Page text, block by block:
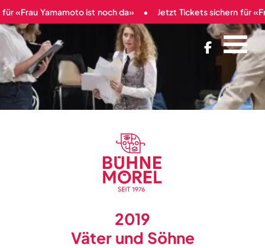
Yamamoto ist noch da» Jetzt Tickets sichern für «Frau

2019
Väter und Söhne